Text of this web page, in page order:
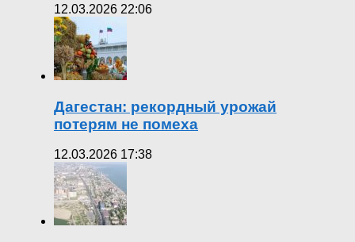
12.03.2026 22:06
Дагестан: рекордный урожай
потерям не помеха
12.03.2026 17:38